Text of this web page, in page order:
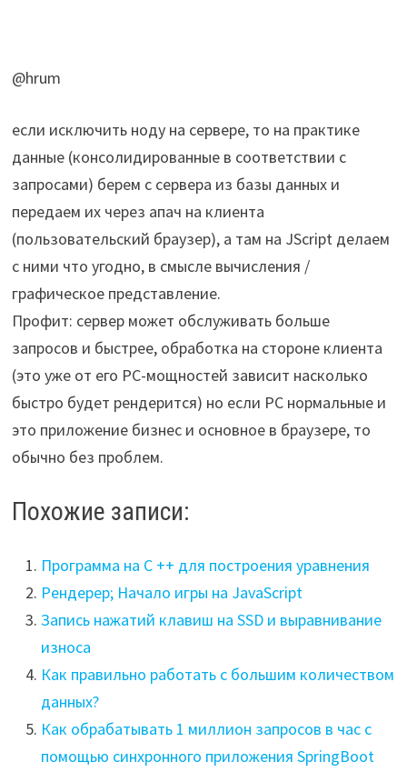
@hrum
если исключить ноду на сервере, то на практике
данные (консолидированные в соответствии с
запросами) берем с сервера из базы данных и
передаем их через апач на клиента
(пользовательский браузер), а там на JScript делаем
с ними что угодно, в смысле вычисления /
графическое представление.
Профит: сервер может обслуживать больше
запросов и быстрее, обработка на стороне клиента
(это уже от его РС-мощностей зависит насколько
быстро будет рендерится) но если РС нормальные и
это приложение бизнес и основное в браузере, то
обычно без проблем.
Похожие записи:
Программа на C ++ для построения уравнения
Рендерер; Начало игры на JavaScript
Запись нажатий клавиш на SSD и выравнивание
износа
Как правильно работать с большим количеством
данных?
Как обрабатывать 1 миллион запросов в час с
помощью синхронного приложения SpringBoot